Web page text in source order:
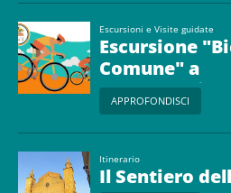
Escursioni e Visite guidate
Escursione
Comune" a
APPROFONDISCI
Itinerario
Il Sentiero